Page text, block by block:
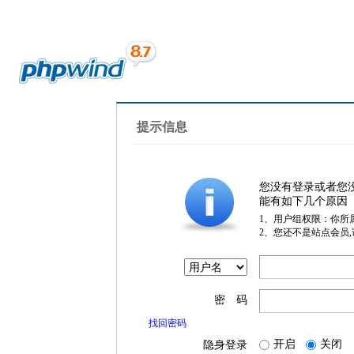
提示信息
您没有登录或者您
能有如下几个原因
1、用户组权限：你所
2、您还不是站点会员
密 码
找回密码
隐身登录 开启 关闭